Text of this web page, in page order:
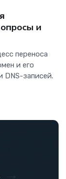
и
переноса
и его
DNS-записей.